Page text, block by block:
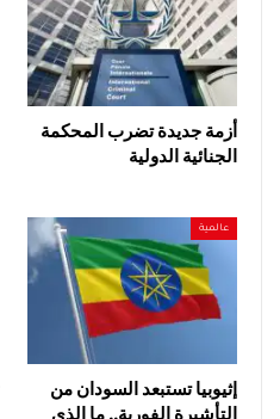
أزمة جديدة تضرب المحكمة
الجنائية الدولية
عالمية
إثيوبيا تستبعد السودان من